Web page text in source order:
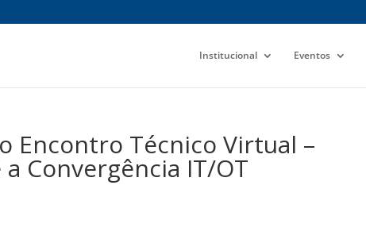
Institucional Eventos
Encontro Técnico Virtual –
Convergência IT/OT